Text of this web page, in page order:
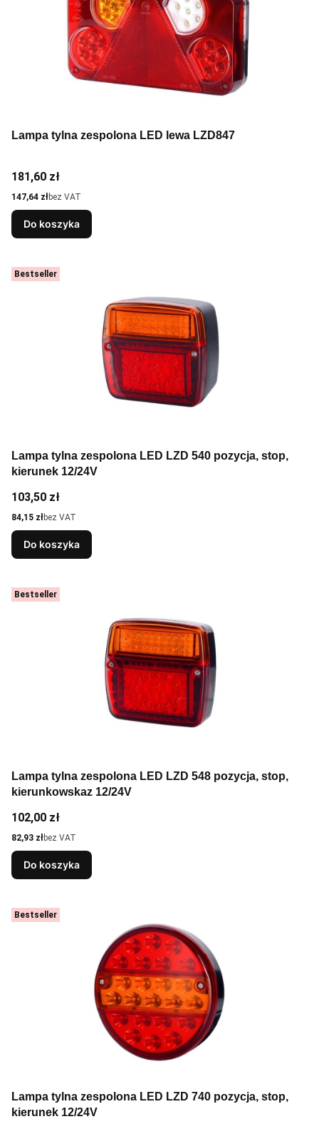
Lampa tylna zespolona LED lewa LZD847
Cena
181,60 zł
Cena
147,64 złbez VAT
Do koszyka
Bestseller
Lampa tylna zespolona LED LZD 540 pozycja, stop,
kierunek 12/24V
Cena
103,50 zł
Cena
84,15 złbez VAT
Do koszyka
Bestseller
Lampa tylna zespolona LED LZD 548 pozycja, stop,
kierunkowskaz 12/24V
Cena
102,00 zł
Cena
82,93 złbez VAT
Do koszyka
Bestseller
Lampa tylna zespolona LED LZD 740 pozycja, stop,
kierunek 12/24V